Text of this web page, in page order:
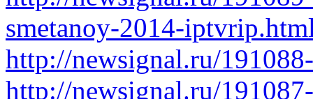
smetanoy-2014-
http://newsignal.ru/
http://newsignal.ru/